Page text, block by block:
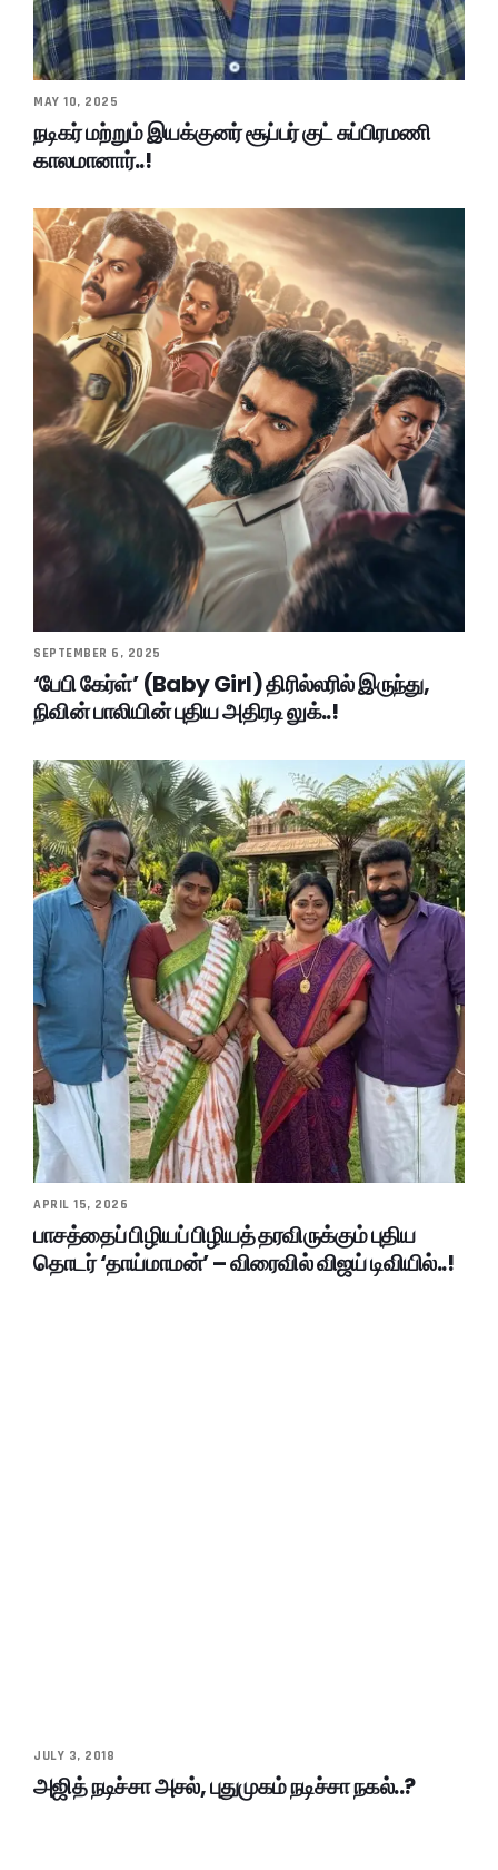
MAY 10, 2025
நடிகர் மற்றும் இயக்குனர் சூப்பர் குட் சுப்பிரமணி
காலமானார்..!
SEPTEMBER 6, 2025
‘பேபி கேர்ள்’ (Baby Girl) திரில்லரில் இருந்து,
நிவின் பாலியின் புதிய அதிரடி லுக்..!
APRIL 15, 2026
பாசத்தைப் பிழியப் பிழியத் தரவிருக்கும் புதிய
தொடர் ‘தாய்மாமன்’ – விரைவில் விஜய் டிவியில்..!
JULY 3, 2018
அஜித் நடிச்சா அசல், புதுமுகம் நடிச்சா நகல்..?